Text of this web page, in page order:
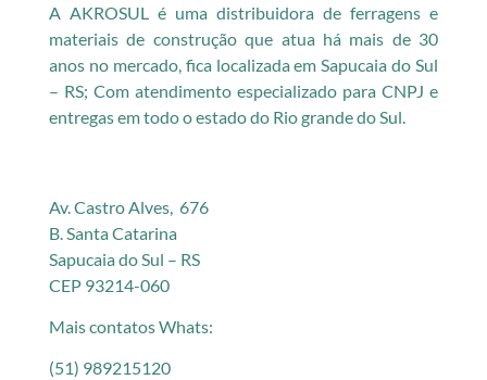
A AKROSUL é uma distribuidora de ferragens e
materiais de construção que atua há mais de 30
anos no mercado, fica localizada em Sapucaia do Sul
– RS; Com atendimento especializado para CNPJ e
entregas em todo o estado do Rio grande do Sul.
Av. Castro Alves, 676
B. Santa Catarina
Sapucaia do Sul – RS
CEP 93214-060
Mais contatos Whats:
(51) 989215120